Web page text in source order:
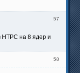
57
на 8 ядер и
58